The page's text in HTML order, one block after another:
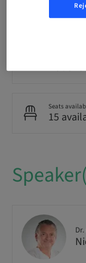
Delivery
Seats
15